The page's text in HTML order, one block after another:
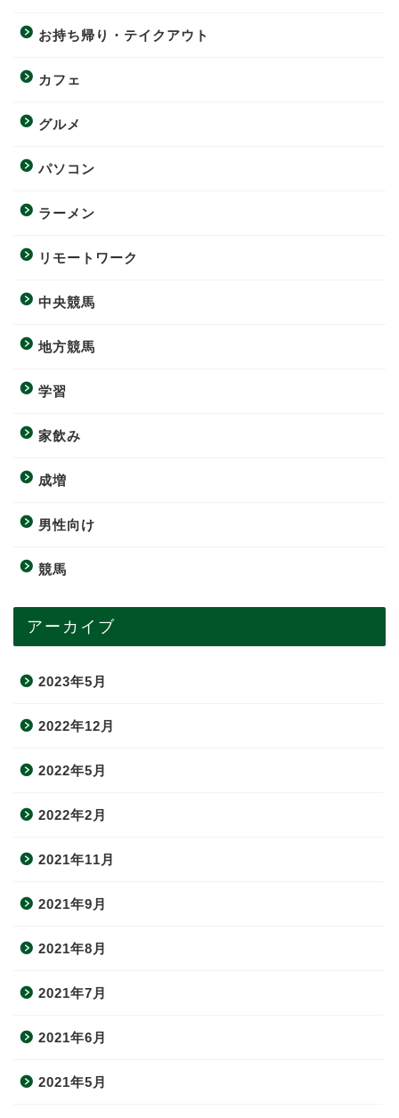
お持ち帰り・テイクアウト
カフェ
グルメ
パソコン
ラーメン
リモートワーク
中央競馬
地方競馬
学習
家飲み
成増
男性向け
競馬
アーカイブ
2023年5月
2022年12月
2022年5月
2022年2月
2021年11月
2021年9月
2021年8月
2021年7月
2021年6月
2021年5月